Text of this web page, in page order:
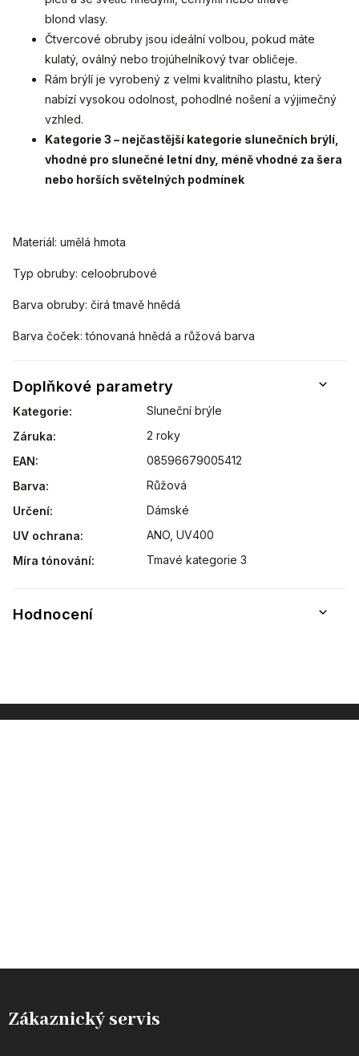
blond vlasy.
Čtvercové obruby jsou ideální volbou, pokud máte
kulatý, oválný nebo trojúhelníkový tvar obličeje.
Rám brýlí je vyrobený z velmi kvalitního plastu, který
nabízí vysokou odolnost, pohodlné nošení a výjimečný
vzhled.
Kategorie 3 – nejčastější kategorie slunečních brýlí,
vhodné pro slunečné letní dny, méně vhodné za šera
nebo horších světelných podmínek
Materiál: umělá hmota
Typ obruby: celoobrubové
Barva obruby: čirá tmavě hnědá
Barva čoček: tónovaná hnědá a růžová barva
Doplňkové parametry
Kategorie:
Sluneční brýle
Záruka:
2 roky
EAN:
08596679005412
Barva:
Růžová
Určení:
Dámské
UV ochrana:
ANO, UV400
Míra tónování: Tmavé kategorie 3
Hodnocení
Zákaznický servis